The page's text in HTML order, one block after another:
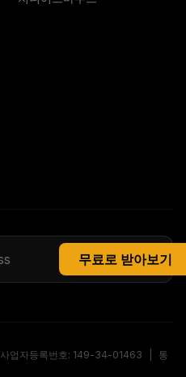
무료로 받아보기
사업자등록번호: 149-34-01463
통